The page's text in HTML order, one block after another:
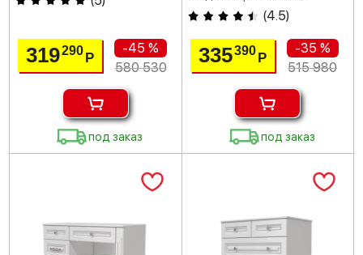
319290Р
-45 %
580 530
под заказ
(4.5)
335390 Р
-35 %
515 980
под заказ